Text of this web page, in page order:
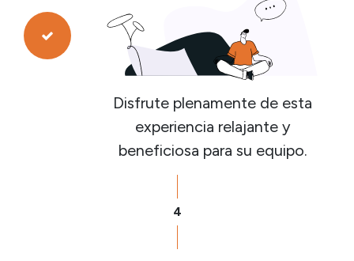
Disfrute plenamente de esta
experiencia relajante y
beneficiosa para su equipo.
4